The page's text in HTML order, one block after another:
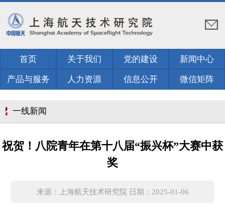
首页 关于我们 党的建设 新闻中心
产品与服务 人力资源 信息公开 微信矩阵
一线新闻
祝贺！八院青年在第十八届“振兴杯”大赛中获
奖
来源：上海航天技术研究院 日期：2025-01-06